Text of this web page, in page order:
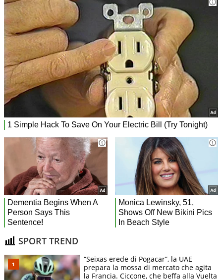
SPORT TREND
“Seixas erede di Pogacar”, la UAE
prepara la mossa di mercato che agita
la Francia. Ciccone, che beffa alla Vuelta